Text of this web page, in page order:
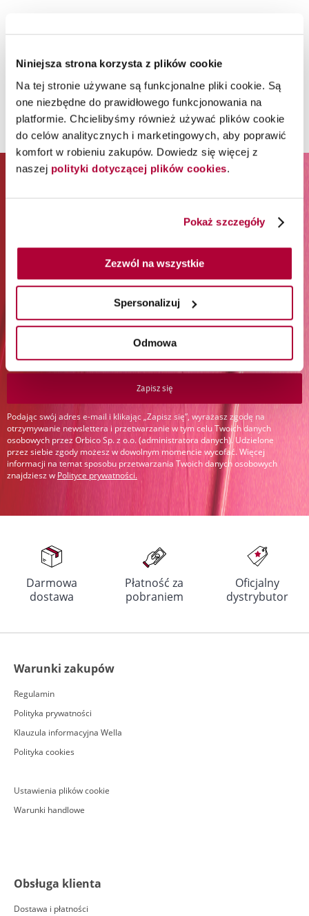
Niniejsza strona korzysta z plików cookie
Na tej stronie używane są funkcjonalne pliki cookie. Są
one niezbędne do prawidłowego funkcjonowania na
platformie. Chcielibyśmy również używać plików cookie
do celów analitycznych i marketingowych, aby poprawić
komfort w robieniu zakupów. Dowiedz się więcej z
naszej polityki dotyczącej plików cookies.
Pokaż szczegóły
Zezwól na wszystkie
Spersonalizuj
Odmowa
*Rabat jest jednorazowy. Obejmuje marki Wella
Professionals (z wyłączeniem Wella Care, Wella Technik i
akcesoriów) i Londa Professional.
Zapisz się
Podając swój adres e-mail i klikając „Zapisz się”, wyrażasz zgodę na
otrzymywanie newslettera i przetwarzanie w tym celu Twoich danych
osobowych przez Orbico Sp. z o.o. (administratora danych). Udzielone
przez siebie zgody możesz w dowolnym momencie wycofać. Więcej
informacji na temat sposobu przetwarzania Twoich danych osobowych
znajdziesz w Polityce prywatności.
Darmowa
dostawa
Płatność za
pobraniem
Oficjalny
dystrybutor
Warunki zakupów
Regulamin
Polityka prywatności
Klauzula informacyjna Wella
Polityka cookies
Ustawienia plików cookie
Warunki handlowe
Obsługa klienta
Dostawa i płatności